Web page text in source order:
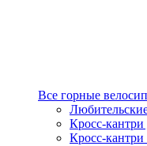
Все горные
Кросс-
Кросс-